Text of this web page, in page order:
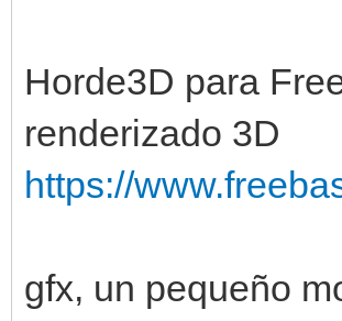
Horde3D para
renderizado 3D
https://
gfx, un pequeño